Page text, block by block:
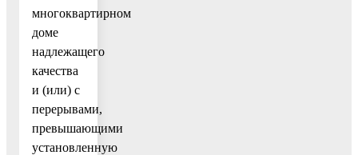
многоквартирном
доме
надлежащего
качества
и (или) с
перерывами,
превышающими
установленную